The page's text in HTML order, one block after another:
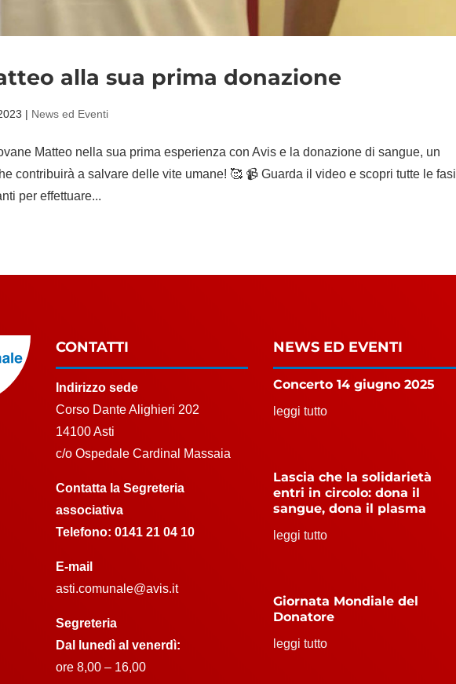
alla sua prima donazione
| News ed Eventi
Matteo nella sua prima esperienza con Avis e la donazione di sangue, un
contribuirà a salvare delle vite umane! 🥰 📹 Guarda il video e scopri tutte le fasi
per effettuare...
CONTATTI
Indirizzo sede
Corso Dante Alighieri 202
14100 Asti
c/o Ospedale Cardinal Massaia
Contatta la Segreteria
associativa
Telefono: 0141 21 04 10
E-mail
asti.comunale@avis.it
Segreteria
Dal lunedì al venerdì:
ore 8,00 – 16,00
NEWS ED EVENTI
Concerto 14 giugno 2025
leggi tutto
Lascia che la solidarietà
entri in circolo: dona il
sangue, dona il plasma
leggi tutto
Giornata Mondiale del
Donatore
leggi tutto